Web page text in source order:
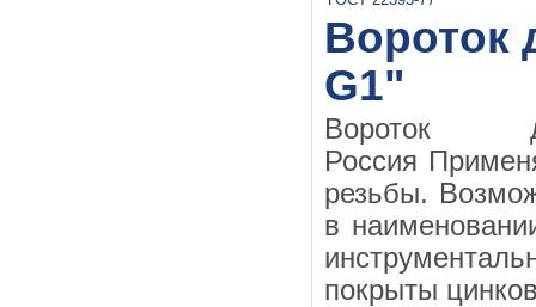
Вороток
G1"
Вороток
Россия
резьбы.
в
покрыты